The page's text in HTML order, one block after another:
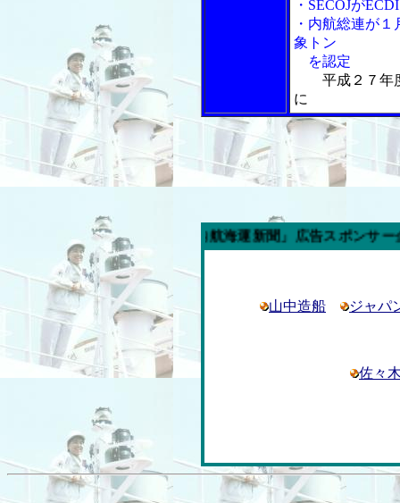
・SECOJが
・内航総連が
象トン
を認定
平成２７年
に
今週の「内航海運新聞」広告スポンサー企業
山中造船 ジャパ
佐々